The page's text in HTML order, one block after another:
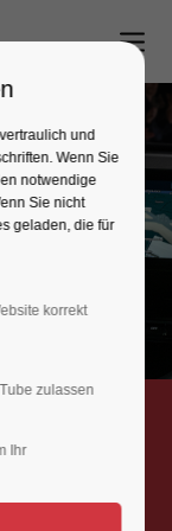
und
Wenn Sie
notwendige
Sie nicht
geladen, die für
korrekt
zulassen
Ihr